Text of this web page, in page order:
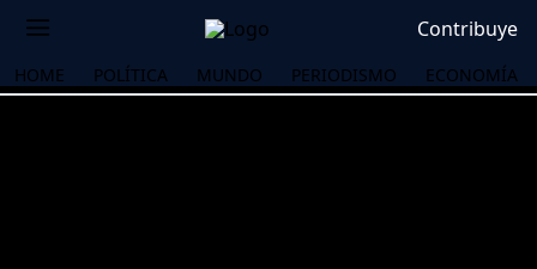
Contribuye
HOME POLÍTICA MUNDO PERIODISMO ECONOMÍA